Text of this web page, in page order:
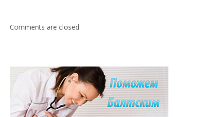
Comments are closed.